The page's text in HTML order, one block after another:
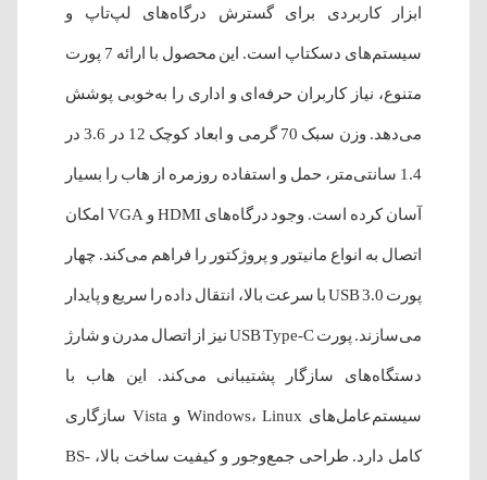
ابزار کاربردی برای گسترش درگاه‌های لپ‌تاپ و
سیستم‌های دسکتاپ است. این محصول با ارائه 7 پورت
متنوع، نیاز کاربران حرفه‌ای و اداری را به‌خوبی پوشش
می‌دهد. وزن سبک 70 گرمی و ابعاد کوچک 12 در 3.6 در
1.4 سانتی‌متر، حمل و استفاده روزمره از هاب را بسیار
آسان کرده است. وجود درگاه‌های HDMI و VGA امکان
اتصال به انواع مانیتور و پروژکتور را فراهم می‌کند. چهار
پورت USB 3.0 با سرعت بالا، انتقال داده را سریع و پایدار
می‌سازند. پورت USB Type-C نیز از اتصال مدرن و شارژ
دستگاه‌های سازگار پشتیبانی می‌کند. این هاب با
سیستم‌عامل‌های Windows، Linux و Vista سازگاری
کامل دارد. طراحی جمع‌وجور و کیفیت ساخت بالا، BS-